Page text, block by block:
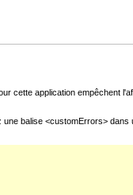
application empêchent
balise <customErrors>